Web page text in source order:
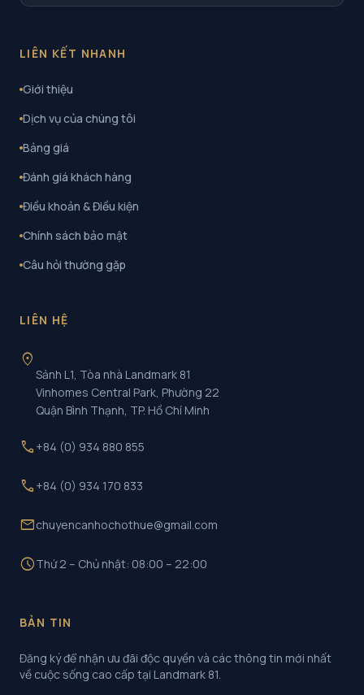
LIÊN KẾT NHANH
Giới thiệu
Dịch vụ của chúng tôi
Bảng giá
Đánh giá khách hàng
Điều khoản & Điều kiện
Chính sách bảo mật
Câu hỏi thường gặp
LIÊN HỆ
location_on
Sảnh L1, Tòa nhà Landmark 81
Vinhomes Central Park, Phường 22
Quận Bình Thạnh, TP. Hồ Chí Minh
call +84 (0) 934 880 855
call +84 (0) 934 170 833
mailchuyencanhochothue@gmail.com
scheduleThứ 2 – Chủ nhật: 08:00 – 22:00
BẢN TIN
Đăng ký để nhận ưu đãi độc quyền và các thông tin mới nhất
về cuộc sống cao cấp tại Landmark 81.